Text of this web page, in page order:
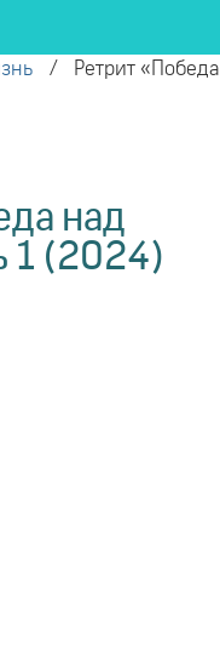
/
Ретрит «Победа
над
1 (2024)